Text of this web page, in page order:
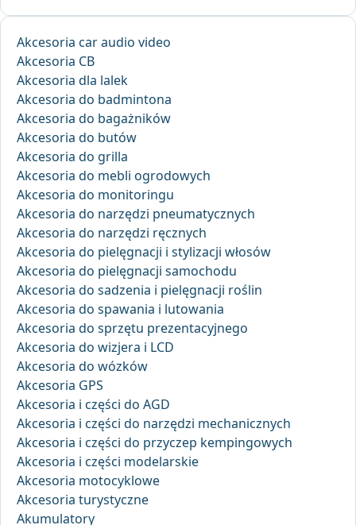
Akcesoria car audio video
Akcesoria CB
Akcesoria dla lalek
Akcesoria do badmintona
Akcesoria do bagażników
Akcesoria do butów
Akcesoria do grilla
Akcesoria do mebli ogrodowych
Akcesoria do monitoringu
Akcesoria do narzędzi pneumatycznych
Akcesoria do narzędzi ręcznych
Akcesoria do pielęgnacji i stylizacji włosów
Akcesoria do pielęgnacji samochodu
Akcesoria do sadzenia i pielęgnacji roślin
Akcesoria do spawania i lutowania
Akcesoria do sprzętu prezentacyjnego
Akcesoria do wizjera i LCD
Akcesoria do wózków
Akcesoria GPS
Akcesoria i części do AGD
Akcesoria i części do narzędzi mechanicznych
Akcesoria i części do przyczep kempingowych
Akcesoria i części modelarskie
Akcesoria motocyklowe
Akcesoria turystyczne
Akumulatory